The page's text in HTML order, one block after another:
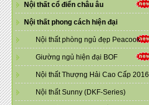
Nội thất cổ điển châu âu
Nội thất phong cách hiện đại
Nội thất phòng ngủ đẹp Peacook
Giường ngủ hiện đại BOF
Nội thất Thượng Hải Cao Cấp 2016
Nội thất Sunny (DKF-Series)